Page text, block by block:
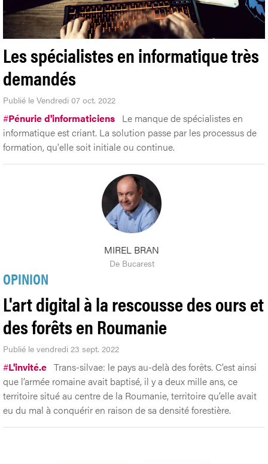
Les spécialistes en informatique très
demandés
Publié le Vendredi 07 oct. 2022
#Pénurie d'informaticiens Le manque de spécialistes en
informatique est criant. La solution passe par les processus de
formation, qu'elle soit initiale ou continue.
MIREL BRAN
De Bucarest
OPINION
L'art digital à la rescousse des ours et
des forêts en Roumanie
Publié le vendredi 23 sept. 2022
#L'invité.e Trans-silvae: le pays au-delà des forêts. C’est ainsi
que l’armée romaine avait baptisé, il y a deux mille ans, ce
territoire situé au centre de la Roumanie, territoire qu’elle avait
eu du mal à conquérir en raison de sa densité forestière.